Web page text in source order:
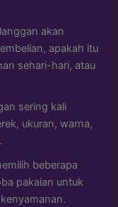
akan
apakah itu
sehari-hari, atau
sering kali
ukuran, warna,
beberapa
pakaian untuk